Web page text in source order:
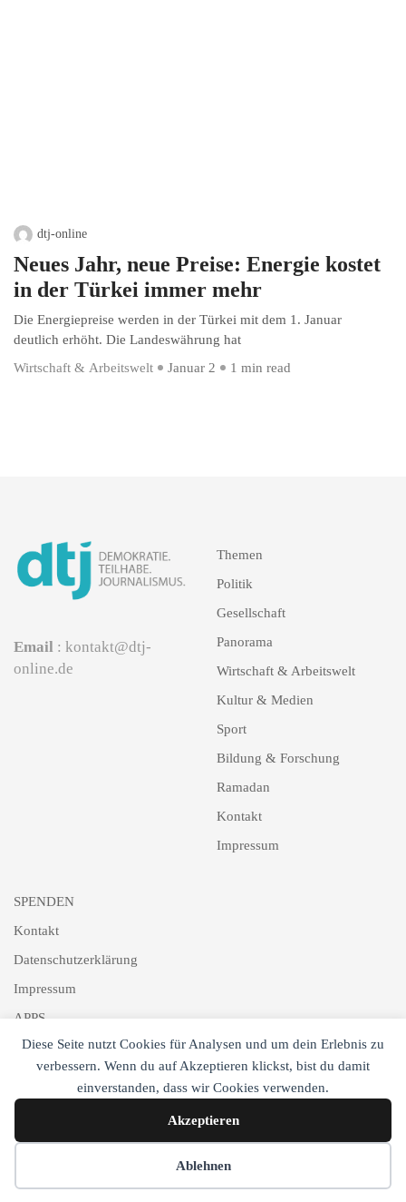
Diese Seite nutzt Cookies für Analysen und um dein Erlebnis zu
verbessern. Wenn du auf Akzeptieren klickst, bist du damit
einverstanden, dass wir Cookies verwenden.
Akzeptieren
Ablehnen
dtj-online
Neues Jahr, neue Preise: Energie kostet
in der Türkei immer mehr
Die Energiepreise werden in der Türkei mit dem 1. Januar
deutlich erhöht. Die Landeswährung hat
Wirtschaft & Arbeitswelt
Januar 2 1 min read
Email : kontakt@dtj-
online.de
Themen
Politik
Gesellschaft
Panorama
Wirtschaft & Arbeitswelt
Kultur & Medien
Sport
Bildung & Forschung
Ramadan
Kontakt
Impressum
SPENDEN
Kontakt
Datenschutzerklärung
Impressum
APPS
Schlagworte
Copyright © DTJ Online 2017-2025. All Rights Reserved